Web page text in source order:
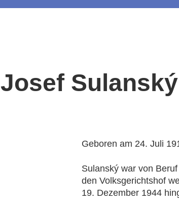
Josef Sulanský
Geboren am 24. Juli
Sulanský war von
den Volksgerichtshof
19. Dezember 1944